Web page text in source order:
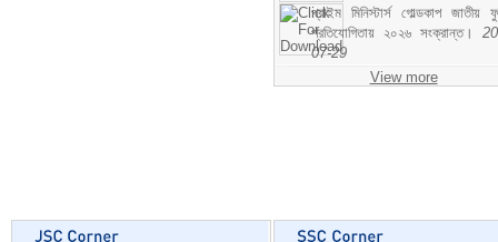
প্রাইম মিনিস্টার্স গোল্ডকাপ জাতীয়
প্রতিযোগিতায় ২০২৬ সংক্রান্ত।
07-29
View more